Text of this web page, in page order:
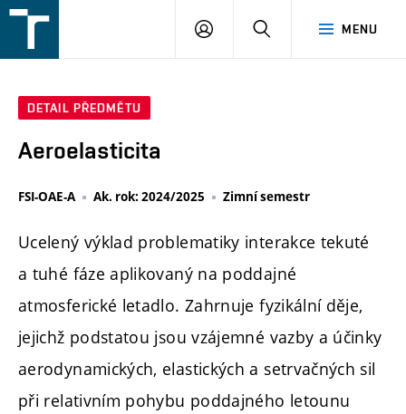
v
MENU
PŘIHLÁŠENÍ
DETAIL PŘEDMĚTU
Aeroelasticita
FSI-OAE-A Ak. rok: 2024/2025 Zimní semestr
Ucelený výklad problematiky interakce tekuté
a tuhé fáze aplikovaný na poddajné
atmosferické letadlo. Zahrnuje fyzikální děje,
jejichž podstatou jsou vzájemné vazby a účinky
aerodynamických, elastických a setrvačných sil
při relativním pohybu poddajného letounu